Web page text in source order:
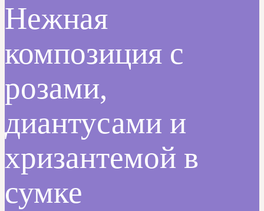
Нежная
композиция с
розами,
диантусами и
хризантемой в
сумке